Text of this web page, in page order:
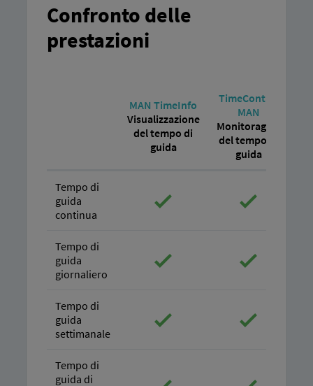
Confronto delle
prestazioni
MAN TimeInfo
Visualizzazione
del tempo di
guida
TimeControl
MAN
Monitoraggio
del tempo di
guida
Tempo di
guida
continua
Tempo di
guida
giornaliero
Tempo di
guida
settimanale
Tempo di
guida di